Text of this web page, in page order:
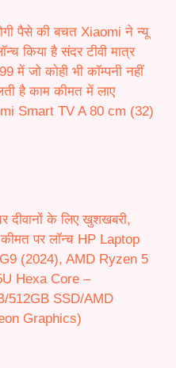
पैसे की बचत Xiaomi ने न्यू
किया है संदर टीवी मात्र
में जो कोही भी कॉम्पनी नहीं
है काम कीमत में लाए
Smart TV A 80 cm (32)
दीवानों के लिए खुशखबरी,
पर लॉन्च HP Laptop
(2024), AMD Ryzen 5
Hexa Core –
512GB SSD/AMD
Graphics)